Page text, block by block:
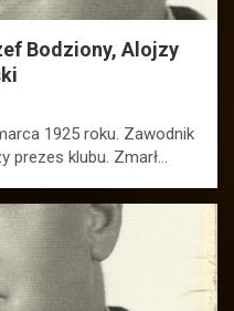
Bodziony, Alojzy
1925 roku. Zawodnik
prezes klubu. Zmarł…